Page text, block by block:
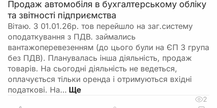
Продаж автомобіля в бухгалтерському обліку
та звітності підприємства
Вітаю. З 01.01.26р. тов перейшло на заг.систему
оподаткування з ПДВ. займались
вантажоперевезенням (до цього були на ЄП 3 група
без ПДВ). Планувалась інша діяльність, продаж
товарів. На сьогодні діяльність не ведеться,
оплачується тільки оренда і отримуються вхідні
податкові. На…
2